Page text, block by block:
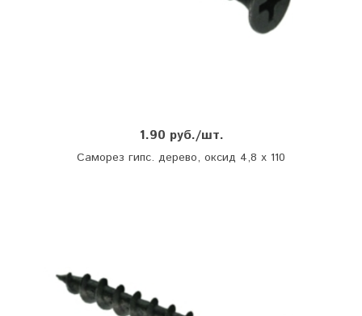
1.90 руб./шт.
Саморез гипс. дерево, оксид 4,8 х 110